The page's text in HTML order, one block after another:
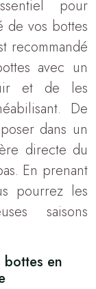
pour
de vos bottes
recommandé
avec un
et de les
De
dans un
directe du
En prenant
pourrez les
saisons
bottes en